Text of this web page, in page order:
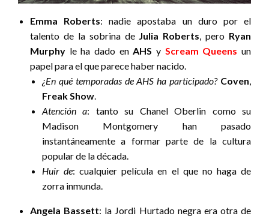
Emma Roberts: nadie apostaba un duro por el
talento de la sobrina de Julia Roberts, pero Ryan
Murphy le ha dado enAHS y Scream Queens un
papel para el que parece haber nacido.
¿En qué temporadas de AHS ha participado? Coven,
Freak Show.
Atención a: tanto su Chanel Oberlin como su
Madison Montgomery han pasado
instantáneamente a formar parte de la cultura
popular de la década.
Huir de: cualquier película en el que no haga de
zorra inmunda.
Angela Bassett: la Jordi Hurtado negra era otra de